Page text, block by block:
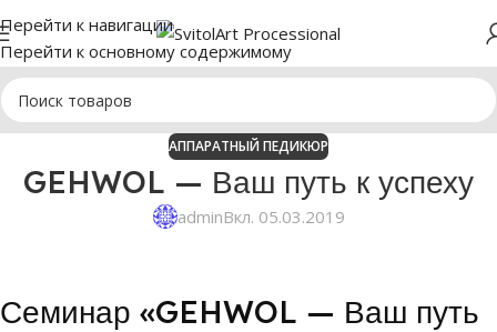
Перейти к навигации
Перейти к основному содержимому
АППАРАТНЫЙ ПЕДИКЮР
GEHWOL — Ваш путь к успеху
adminВкл. 05.03.2019
Семинар «GEHWOL — Ваш путь